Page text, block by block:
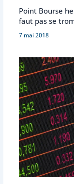
Point Bourse
faut pas se
7 mai 2018